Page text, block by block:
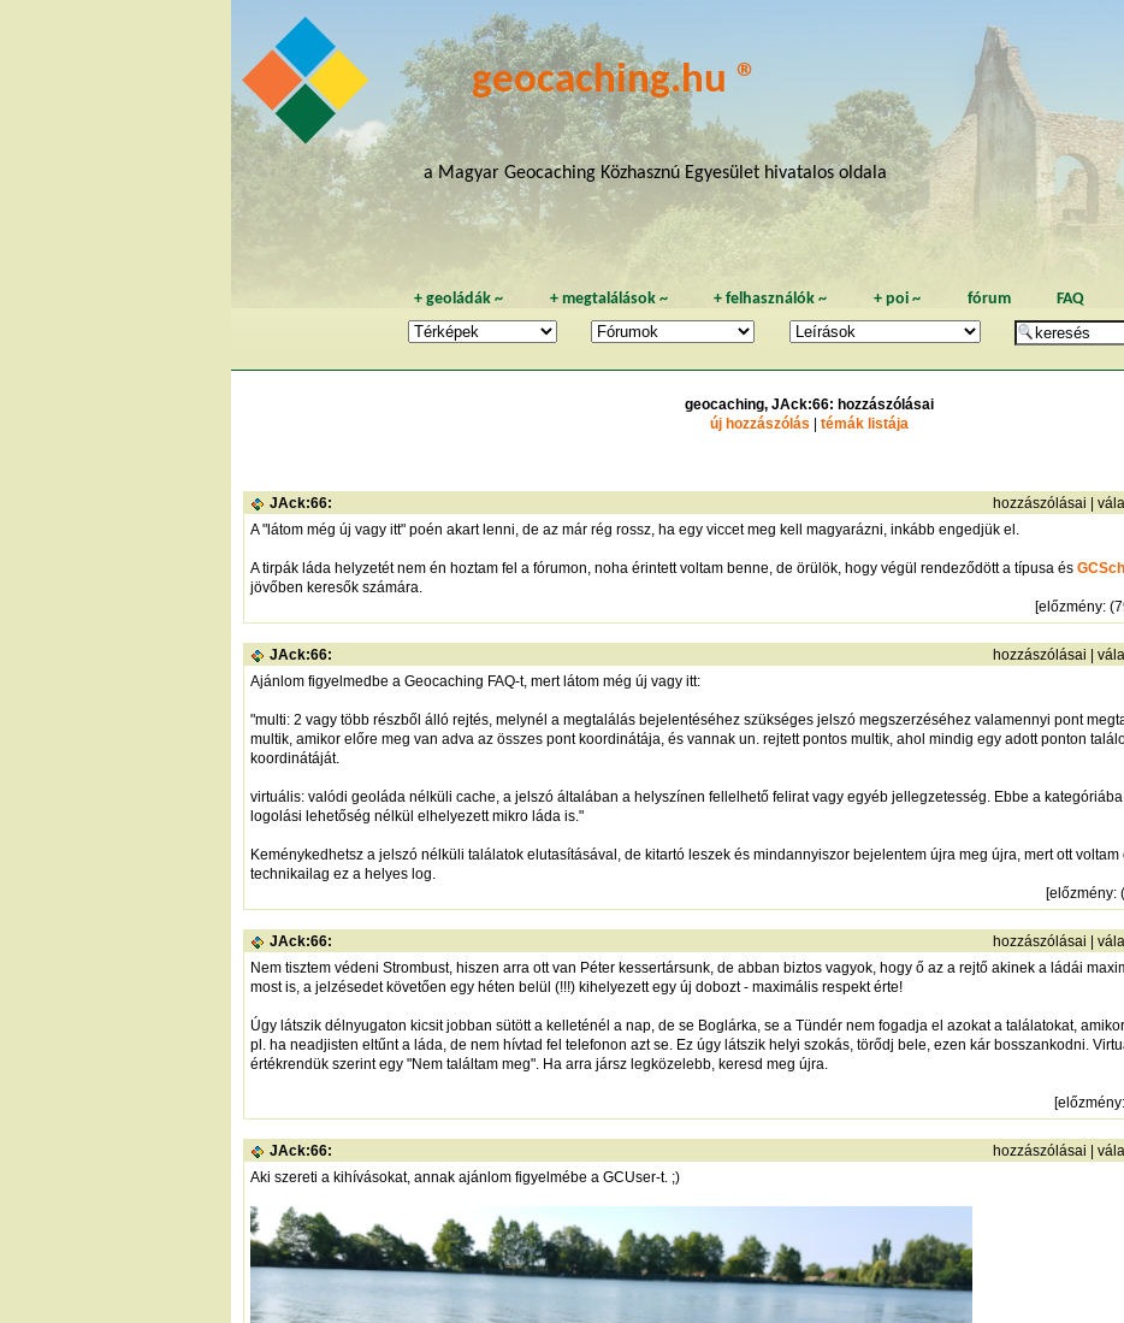
geocaching.hu ®
a Magyar Geocaching Közhasznú Egyesület hivatalos oldala
+geoládák ~ + megtalálások~ +felhasználók ~ + poi~ fórum FAQ
geocaching, JAck:66: hozzászólásai
új hozzászólás
témák listája
JAck:66: hozzászólásai
A "látom még új vagy itt" poén akart lenni, de az már rég rossz, ha egy viccet meg kell magyarázni, inkább engedjük el.
A tirpák láda helyzetét nem én hoztam fel a fórumon, noha érintett voltam benne, de örülök, hogy végül rendeződött a típusa és GCSch
jövőben keresők számára.
[előzmény:
JAck:66: hozzászólásai
Ajánlom figyelmedbe a Geocaching FAQ-t, mert látom még új vagy itt:
"multi: 2 vagy több részből álló rejtés, melynél a megtalálás bejelentéséhez szükséges jelszó megszerzéséhez valamennyi pont
multik, amikor előre meg van adva az összes pont koordinátája, és vannak un. rejtett pontos multik, ahol mindig egy adott ponton
koordinátáját.
virtuális: valódi geoláda nélküli cache, a jelszó általában a helyszínen fellelhető felirat vagy egyéb jellegzetesség. Ebbe a
logolási lehetőség nélkül elhelyezett mikro láda is."
Keménykedhetsz a jelszó nélküli találatok elutasításával, de kitartó leszek és mindannyiszor bejelentem újra meg újra, mert ott
technikailag ez a helyes log.
[előzmény:
JAck:66: hozzászólásai
Nem tisztem védeni Strombust, hiszen arra ott van Péter kessertársunk, de abban biztos vagyok, hogy ő az a rejtő akinek a ládái
most is, a jelzésedet követően egy héten belül (!!!) kihelyezett egy új dobozt - maximális respekt érte!
Úgy látszik délnyugaton kicsit jobban sütött a kelleténél a nap, de se Boglárka, se a Tündér nem fogadja el azokat a találatokat,
pl. ha neadjisten eltűnt a láda, de nem hívtad fel telefonon azt se. Ez úgy látszik helyi szokás, törődj bele, ezen kár bosszankodni.
értékrendük szerint egy "Nem találtam meg". Ha arra jársz legközelebb, keresd meg újra.
[előzmény
JAck:66: hozzászólásai
Aki szereti a kihívásokat, annak ajánlom figyelmébe a GCUser-t. ;)